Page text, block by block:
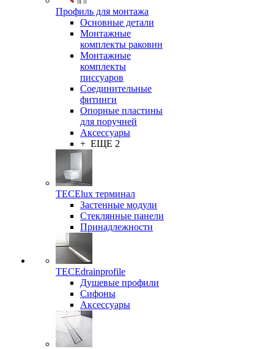
Профиль для монтажа
Основные детали
Монтажные
комплекты раковин
Монтажные
комплекты
писсуаров
Соединительные
фитинги
Опорные пластины
для поручней
Аксессуары
+ ЕЩЕ 2
TECElux терминал
Застенные модули
Стеклянные панели
Принадлежности
TECEdrainprofile
Душевые профили
Сифоны
Аксессуары